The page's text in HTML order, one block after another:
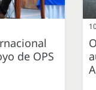
de OPS